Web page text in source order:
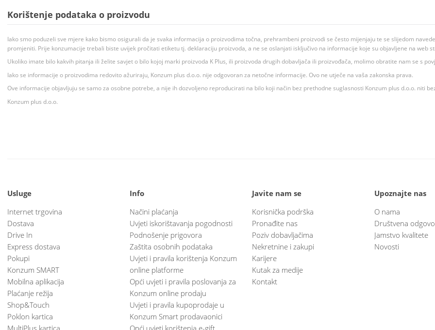
Korištenje podataka o proizvodu
Iako smo poduzeli sve mjere kako bismo osigurali da je svaka informacija o proizvodima točna, prehrambeni proizvodi se često mijenjaju te se slijedom
promjeniti. Prije konzumacije trebali biste uvijek pročitati etiketu tj. deklaraciju proizvoda, a ne se oslanjati isključivo na informacije koje su objavljene na web
Ukoliko imate bilo kakvih pitanja ili želite savjet o bilo kojoj marki proizvoda K Plus, ili proizvoda drugih dobavljača ili proizvođača, molimo obratite nam se s
Iako se informacije o proizvodima redovito ažuriraju, Konzum plus d.o.o. nije odgovoran za netočne informacije. Ovo ne utječe na vaša zakonska prava.
Ove informacije objavljuju se samo za osobne potrebe, a nije ih dozvoljeno reproducirati na bilo koji način bez prethodne suglasnosti Konzum plus d.o.o. niti
Konzum plus d.o.o.
Usluge
Internet trgovina
Dostava
Drive In
Express dostava
Pokupi
Konzum SMART
Mobilna aplikacija
Plaćanje režija
Shop&Touch
Poklon kartica
MultiPlus kartica
Info
Načini plaćanja
Uvjeti iskorištavanja pogodnosti
Podnošenje prigovora
Zaštita osobnih podataka
Uvjeti i pravila korištenja Konzum
online platforme
Opći uvjeti i pravila poslovanja za
Konzum online prodaju
Uvjeti i pravila kupoprodaje u
Konzum Smart prodavaonici
Opći uvjeti korištenja e-gift
Javite nam se
Korisnička podrška
Pronađite nas
Poziv dobavljačima
Nekretnine i zakupi
Karijere
Kutak za medije
Kontakt
Upoznajte nas
O nama
Društvena
Jamstvo kvalitete
Novosti